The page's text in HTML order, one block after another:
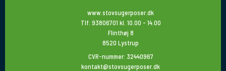
www.stovsugerposer.dk
Tlf: 93806701 kl. 10.00 - 14.00
Flinthøj 8
8520 Lystrup
CVR-nummer: 32440967
kontakt@stovsugerposer.dk